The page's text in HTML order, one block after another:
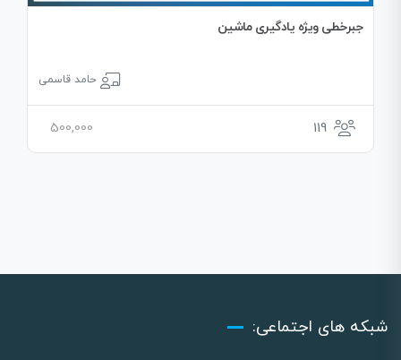
جبرخطی ویژه یادگیری ماشین
حامد قاسمی
119
500,000
شبکه های اجتماعی: